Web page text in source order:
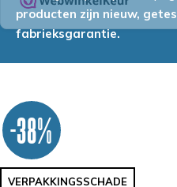
producten zijn nieuw,
fabrieksgarantie.
-38%
VERPAKKINGSSCHADE